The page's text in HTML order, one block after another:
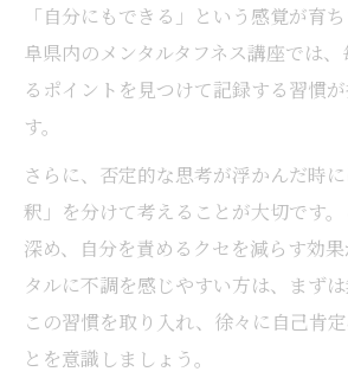
「自分にもできる」という感覚が育
阜県内のメンタルタフネス講座では
るポイントを見つけて記録する習慣
す。
さらに、否定的な思考が浮かんだ時
釈」を分けて考えることが大切です
深め、自分を責めるクセを減らす効
タルに不調を感じやすい方は、まず
この習慣を取り入れ、徐々に自己肯
とを意識しましょう。